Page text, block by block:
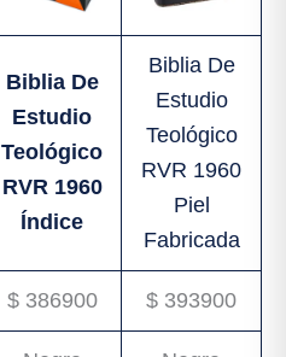
Biblia De
Estudio
Teológico
RVR 1960
Índice
Biblia De
Estudio
Teológico
RVR 1960
Piel
Fabricada
$ 386900 $ 393900